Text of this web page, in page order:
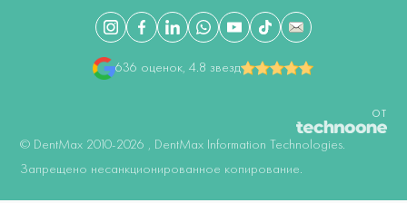
636 оценок, 4.8 звезд
©️ DentMax 2010-2026 , DentMax Information Technologies.
Запрещено несанкционированное копирование.
ОТ